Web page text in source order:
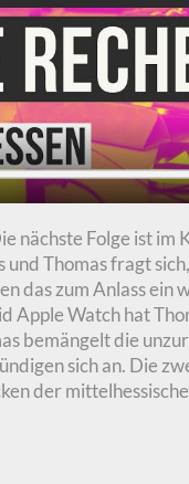
nächste Folge ist im
Thomas fragt
das zum Anlass ein
Apple Watch hat
bemängelt die
sich an. Die
der